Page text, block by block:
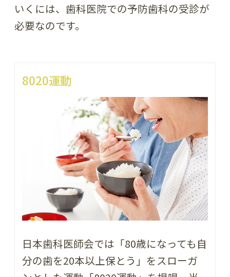
いくには、歯科医院での予防歯科の受診が
必要なのです。
8020運動
日本歯科医師会では「80歳になっても自
分の歯を20本以上保とう」をスローガ